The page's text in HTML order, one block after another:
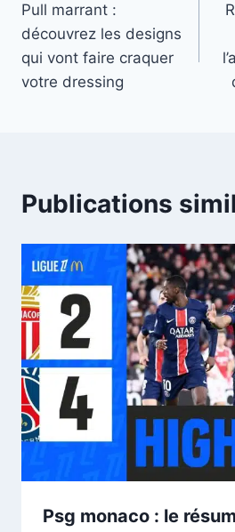
de
l’article
Pull marrant :
découvrez les designs
qui vont faire craquer
votre dressing
Publications
Psg monaco : le